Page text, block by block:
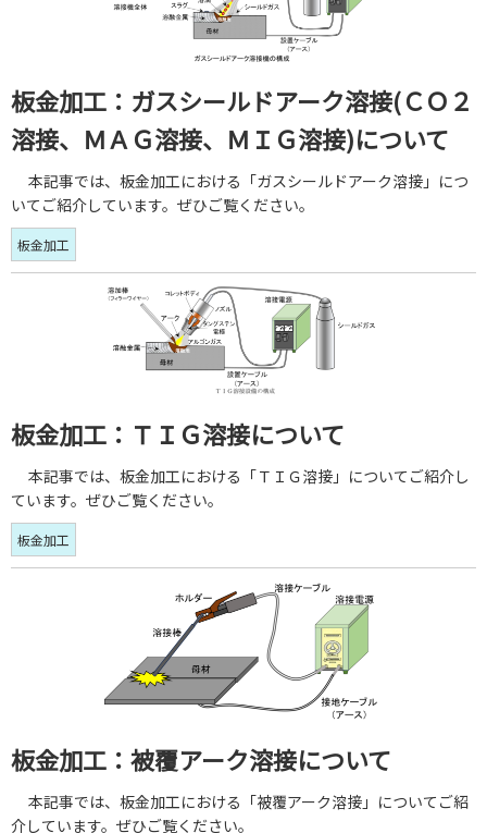
板金加工：ガスシールドアーク溶接(ＣＯ２
溶接、ＭＡＧ溶接、ＭＩＧ溶接)について
本記事では、板金加工における「ガスシールドアーク溶接」につ
いてご紹介しています。ぜひご覧ください。
板金加工
板金加工：ＴＩＧ溶接について
本記事では、板金加工における「ＴＩＧ溶接」についてご紹介し
ています。ぜひご覧ください。
板金加工
板金加工：被覆アーク溶接について
本記事では、板金加工における「被覆アーク溶接」についてご紹
介しています。ぜひご覧ください。